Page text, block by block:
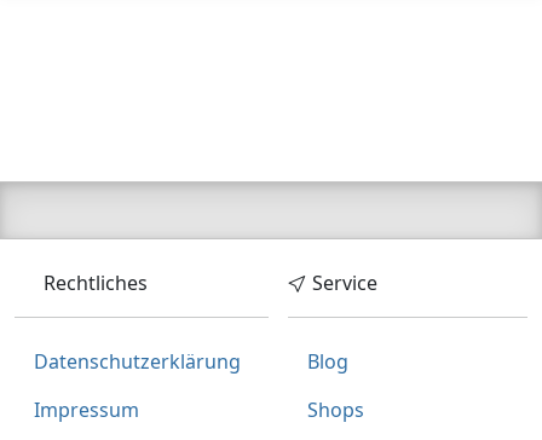
Rechtliches
Datenschutzerklärung
Impressum
Service
Blog
Shops